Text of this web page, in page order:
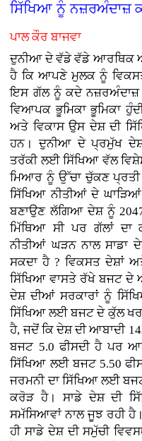
ਸਿੱਖਿਆ ਨੂੰ ਨਜ਼ਰਅੰਦਾਜ਼
ਪਾਲ ਕੌਰ ਬਾਜਵਾ
ਦੁਨੀਆ ਦੇ ਵੱਡੇ ਵੱਡੇ ਆਰਥਿਕ
ਹੈ ਕਿ ਆਪਣੇ ਮੁਲਕ ਨੂੰ
ਇਸ ਗੱਲ ਨੂੰ ਕਦੇ ਨਜ਼ਰਅੰਦਾਜ਼
ਵਿਆਪਕ ਭੂਮਿਕਾ ਭੂਮਿਕਾ
ਅਤੇ ਵਿਕਾਸ ਉਸ ਦੇਸ਼ ਦੀ
ਹਨ। ਦੁਨੀਆ ਦੇ ਪ੍ਰਮੁੱਖ
ਤਰੱਕੀ ਲਈ ਸਿੱਖਿਆ ਵੱਲ
ਮਿਆਰ ਨੂੰ ਉੱਚਾ ਚੁੱਕਣ ਪ੍ਰਤੀ
ਸਿੱਖਿਆ ਨੀਤੀਆਂ ਦੇ ਘਾੜਿਆਂ
ਬਣਾਉਣ ਲੱਗਿਆ ਦੇਸ਼ ਨੂੰ
ਮਿੱਥਿਆ ਸੀ ਪਰ ਗੱਲਾਂ ਦਾ
ਨੀਤੀਆਂ ਘੜਨ ਨਾਲ ਸਾਡਾ
ਸਕਦਾ ਹੈ ? ਵਿਕਸਤ ਦੇਸ਼ਾਂ
ਸਿੱਖਿਆ ਵਾਸਤੇ ਰੱਖੇ ਬਜਟ ਦੇ
ਦੇਸ਼ ਦੀਆਂ ਸਰਕਾਰਾਂ ਨੂੰ
ਸਿੱਖਿਆ ਲਈ ਬਜਟ ਦੇ ਕੁੱਲ
ਹੈ, ਜਦੋਂ ਕਿ ਦੇਸ਼ ਦੀ ਆਬਾਦੀ
ਬਜਟ 5.0 ਫੀਸਦੀ ਹੈ ਪਰ
ਸਿੱਖਿਆ ਲਈ ਬਜਟ 5.50
ਜਰਮਨੀ ਦਾ ਸਿੱਖਿਆ ਲਈ
ਕਰੋੜ ਹੈ। ਸਾਡੇ ਦੇਸ਼ ਦੀ
ਸਮੱਸਿਆਵਾਂ ਨਾਲ ਜੂਝ ਰਹੀ
ਹੀ ਸਾਡੇ ਦੇਸ਼ ਦੀ ਸਮੁੱਚੀ